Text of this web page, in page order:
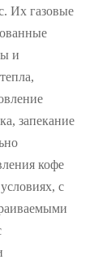
Их газовые
и
запекание
кофе
с